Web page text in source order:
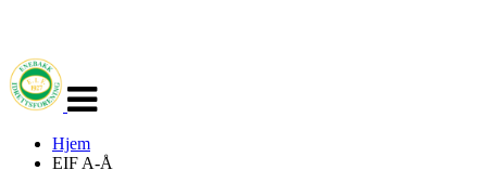
navigasjon
Hjem
EIF A-Å